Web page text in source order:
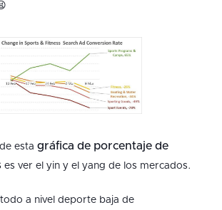
esta gráfica de porcentaje de
es ver el yin y el yang de los mercados.
a nivel deporte baja de